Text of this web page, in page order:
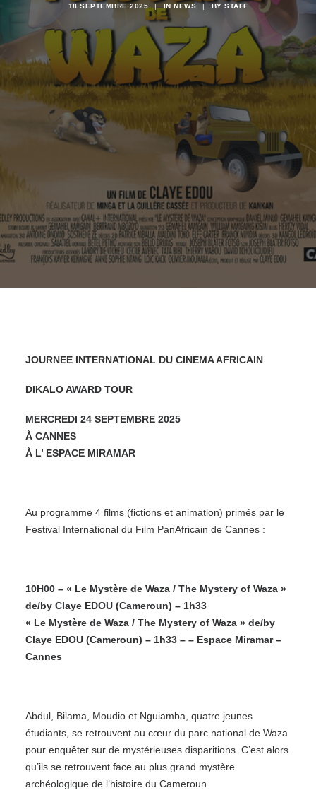
18 SEPTEMBRE 2025 | IN NEWS | BY STAFF
JOURNEE INTERNATIONAL DU CINEMA AFRICAIN
DIKALO AWARD TOUR
MERCREDI 24 SEPTEMBRE 2025
À CANNES
À L’ ESPACE MIRAMAR
Au programme 4 films (fictions et animation) primés par le
Festival International du Film PanAfricain de Cannes :
10H00 – « Le Mystère de Waza / The Mystery of Waza »
de/by Claye EDOU (Cameroun) – 1h33
« Le Mystère de Waza / The Mystery of Waza » de/by
Claye EDOU (Cameroun) – 1h33 – – Espace Miramar –
Cannes
Abdul, Bilama, Moudio et Nguiamba, quatre jeunes
étudiants, se retrouvent au cœur du parc national de Waza
pour enquêter sur de mystérieuses disparitions. C’est alors
qu’ils se retrouvent face au plus grand mystère
archéologique de l’histoire du Cameroun.